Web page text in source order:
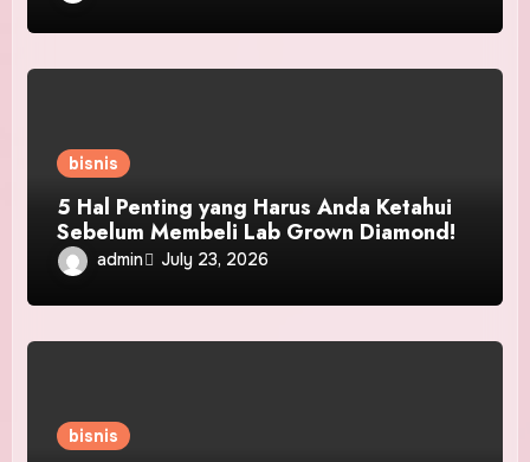
bisnis
5 Hal Penting yang Harus Anda Ketahui
Sebelum Membeli Lab Grown Diamond!
admin July 23, 2026
bisnis